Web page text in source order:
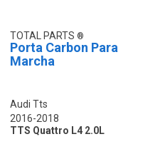
TOTAL PARTS
Porta Carbon Para
Marcha
Audi Tts
2016-2018
TTS Quattro L4 2.0L